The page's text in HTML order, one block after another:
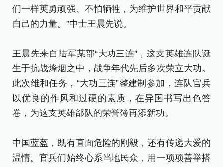
们一样英勇顽强、不怕牺牲，为维护世界和平贡献
自己的力量。”中士王晨先说。
王晨先来自陆军某部“大功三连”，这支英雄连队诞
生于抗战烽烟之中，战争年代先后多次荣立大功。
此次维和任务，“大功三连”整建制参加，连队官兵
以优良的作风和过硬的素质，在异国书写出色答
卷，为这支英雄部队的荣誉簿再添新功。
中国蓝盔，既有直面危险的刚毅，还有传递大爱的
温情。官兵们始终心系当地民众，用一项项善举搭